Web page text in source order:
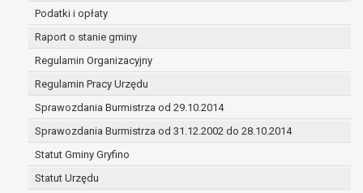
Podatki i opłaty
Raport o stanie gminy
Regulamin Organizacyjny
Regulamin Pracy Urzędu
Sprawozdania Burmistrza od 29.10.2014
Sprawozdania Burmistrza od 31.12.2002 do 28.10.2014
Statut Gminy Gryfino
Statut Urzędu
treści zgody.
W związku z przetwarzaniem danych w celu wskazanym
mogą być udostępniane innym upoważnionym
odbiorców danych osobowych. Odbiorcami mogą być:
podmioty, które przetwarzają dane osobowe w
podstawie zawartej z nim umowy powierzenia
osobowych;
podmioty upoważnione do odbioru danych
odpowiednich przepisów prawa.
Pani/Pana dane osobowe będą przetwarzane przez
celu dla jakiego zostały zebrane oraz zgodnie z